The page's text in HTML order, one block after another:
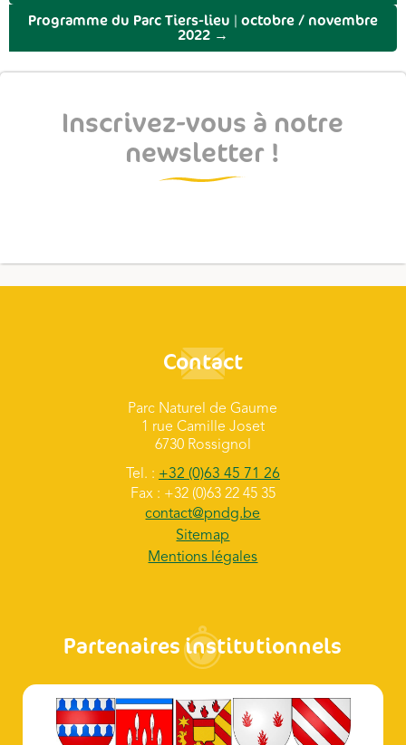
Programme du Parc Tiers-lieu | octobre / novembre
2022 →
Inscrivez-vous à notre
newsletter !
Contact
Parc Naturel de Gaume
1 rue Camille Joset
6730 Rossignol
Tel. : +32 (0)63 45 71 26
Fax : +32 (0)63 22 45 35
contact@pndg.be
Sitemap
Mentions légales
Partenaires institutionnels